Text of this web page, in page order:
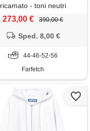
ricamato - toni neutri
273,00 € 390,00 €
Sped. 8,00 €
44-46-52-56
Farfetch